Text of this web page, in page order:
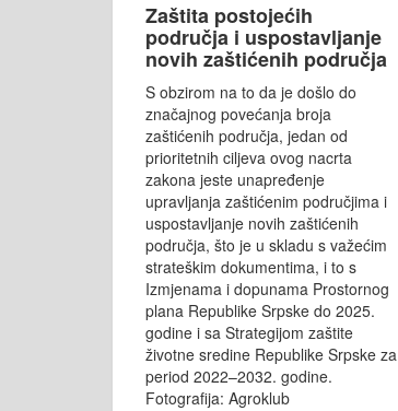
Zaštita postojećih
područja i uspostavljanje
novih zaštićenih područja
S obzirom na to da je došlo do
značajnog povećanja broja
zaštićenih područja, jedan od
prioritetnih ciljeva ovog nacrta
zakona jeste unapređenje
upravljanja zaštićenim područjima i
uspostavljanje novih zaštićenih
područja, što je u skladu s važećim
strateškim dokumentima, i to s
Izmjenama i dopunama Prostornog
plana Republike Srpske do 2025.
godine i sa Strategijom zaštite
životne sredine Republike Srpske za
period 2022–2032. godine.
Fotografija: Agroklub